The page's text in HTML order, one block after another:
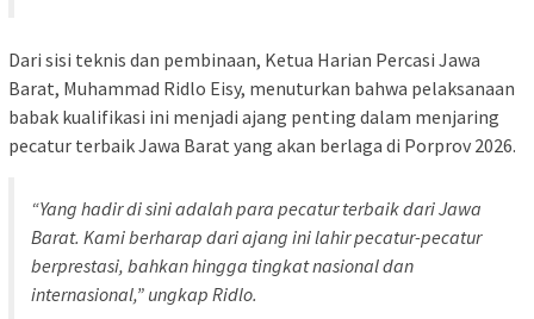
Dari sisi teknis dan pembinaan, Ketua Harian Percasi Jawa
Barat, Muhammad Ridlo Eisy, menuturkan bahwa pelaksanaan
babak kualifikasi ini menjadi ajang penting dalam menjaring
pecatur terbaik Jawa Barat yang akan berlaga di Porprov 2026.
“Yang hadir di sini adalah para pecatur terbaik dari Jawa
Barat. Kami berharap dari ajang ini lahir pecatur-pecatur
berprestasi, bahkan hingga tingkat nasional dan
internasional,” ungkap Ridlo.